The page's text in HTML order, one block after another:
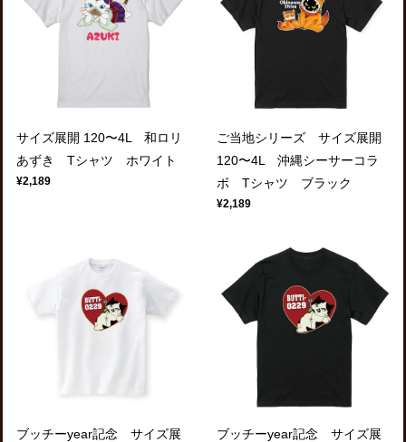
サイズ展開 120〜4L 和ロリ
あずき Tシャツ ホワイト
¥2,189
ご当地シリーズ サイズ展開
120〜4L 沖縄シーサーコラ
ボ Tシャツ ブラック
¥2,189
ブッチーyear記念 サイズ展
ブッチーyear記念 サイズ展